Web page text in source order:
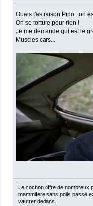
Ouais t'as raison Pipo...on
On se torture pour rien !
Je me demande qui est le
Muscles cars...
Le cochon offre de nombreux
mammifère sans poils passé
vautrer dedans.